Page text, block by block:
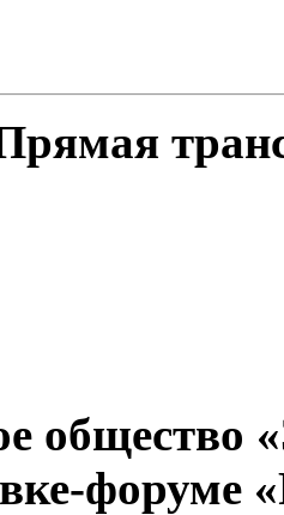
общество
форуме